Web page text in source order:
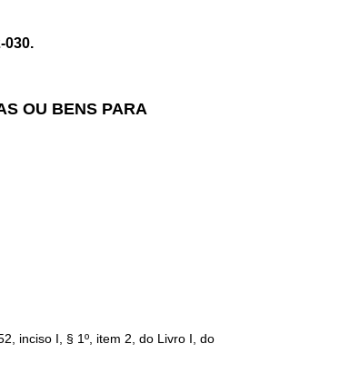
030.
OU BENS PARA
inciso I, § 1º, item 2, do Livro I, do